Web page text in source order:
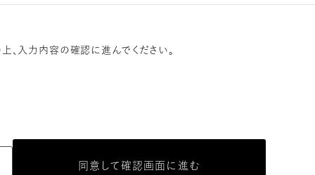
、 入力内容の確認に進んでください。